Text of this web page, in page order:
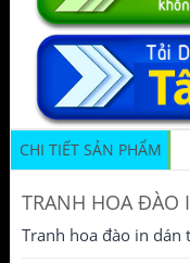
CHI TIẾT SẢN PHẨM
TRANH HOA ĐÀO
Tranh hoa đào in dán